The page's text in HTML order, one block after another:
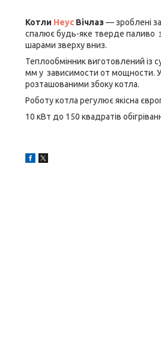
Котли Неус Вічлаз — зроблені
спалює будь-яке тверде паливо
шарами зверху вниз.
Теплообмінник виготовлений із
мм у зависимости от мощности. У
розташованими збоку котла.
Роботу котла регулює якісна
10 кВт до 150 квадратів